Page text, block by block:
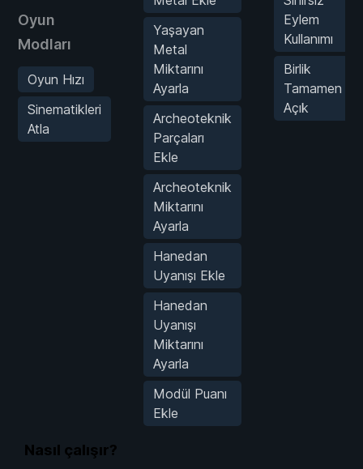
Oyun
Modları
Oyun Hızı
Sinematikleri
Atla
Yaşayan
Metal
Miktarını
Ayarla
Archeoteknik
Parçaları
Ekle
Archeoteknik
Miktarını
Ayarla
Hanedan
Uyanışı Ekle
Hanedan
Uyanışı
Miktarını
Ayarla
Modül Puanı
Ekle
Eylem
Kullanımı
Birlik
Tamamen
Açık
Nasıl çalışır?